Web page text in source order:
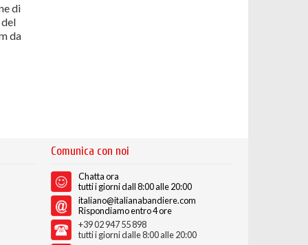
di
da
Comunica con noi
Chatta ora
tutti i giorni dall 8:00 alle 20:00
italiano@italianabandiere.com
Rispondiamo entro 4 ore
+39 02 947 55 898
tutti i giorni dalle 8:00 alle 20:00